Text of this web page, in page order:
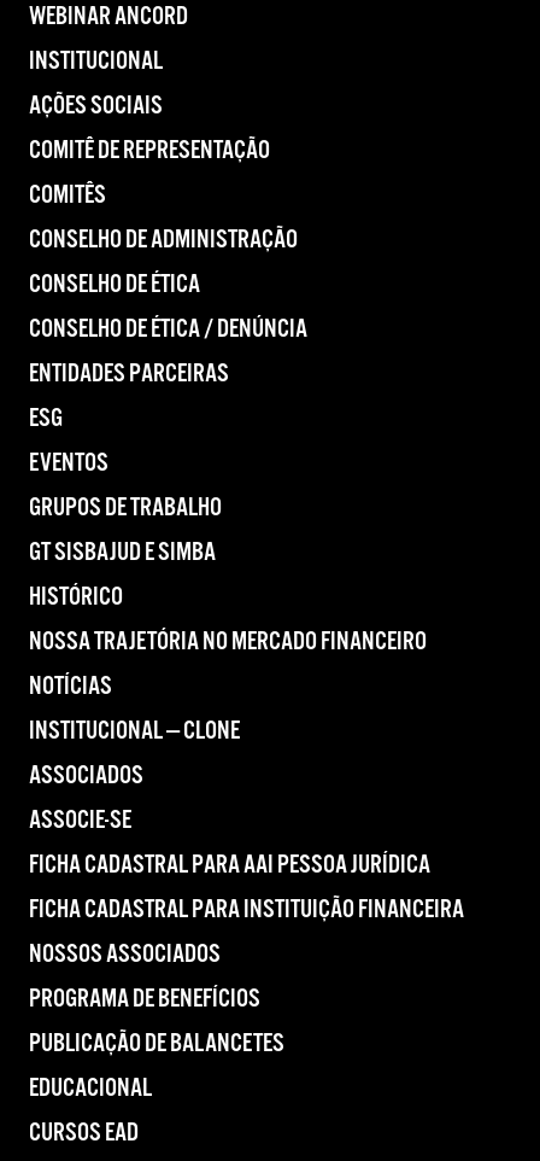
WEBINAR ANCORD
INSTITUCIONAL
AÇÕES SOCIAIS
COMITÊ DE REPRESENTAÇÃO
COMITÊS
CONSELHO DE ADMINISTRAÇÃO
CONSELHO DE ÉTICA
CONSELHO DE ÉTICA / DENÚNCIA
ENTIDADES PARCEIRAS
ESG
EVENTOS
GRUPOS DE TRABALHO
GT SISBAJUD E SIMBA
HISTÓRICO
NOSSA TRAJETÓRIA NO MERCADO FINANCEIRO
NOTÍCIAS
INSTITUCIONAL — CLONE
ASSOCIADOS
ASSOCIE-SE
FICHA CADASTRAL PARA AAI PESSOA JURÍDICA
FICHA CADASTRAL PARA INSTITUIÇÃO FINANCEIRA
NOSSOS ASSOCIADOS
PROGRAMA DE BENEFÍCIOS
PUBLICAÇÃO DE BALANCETES
EDUCACIONAL
CURSOS EAD